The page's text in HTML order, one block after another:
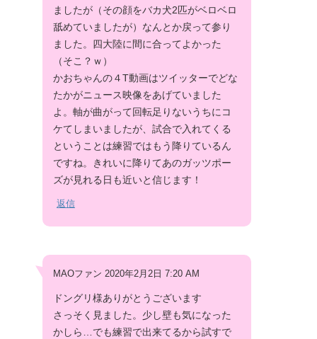
ましたが（その顔をバカ犬2匹がベロベロ
舐めていましたが）なんとか戻って参り
ました。四大陸に間に合ってよかった
（そこ？ｗ）
かおちゃんの４T動画はツイッターでどな
たかがニュース映像をあげていました
よ。軸が曲がって回転足りないうちにコ
ケてしまいましたが、試合で入れてくる
ということは練習ではもう降りているん
ですね。きれいに降りてあのガッツポー
ズが見れる日も近いと信じます！
返信
MAOファン 2020年2月2日 7:20 AM
ドングリ様ありがとうございます
さっそく見ました。少し壁も気になった
かしら…でも練習で出来てるから試すで